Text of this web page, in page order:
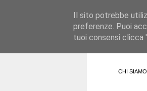
CHI SIAMO
Il sito potrebbe
preferenze. Puoi
tuoi consensi clicca